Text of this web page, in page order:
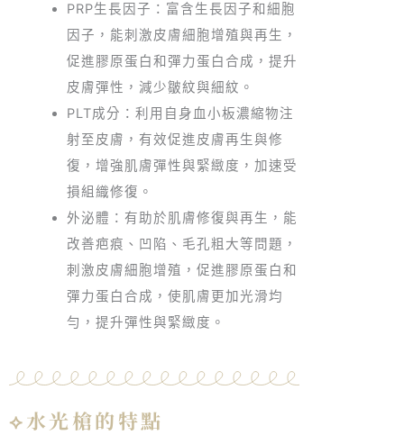
PRP生長因子：富含生長因子和細胞
因子，能刺激皮膚細胞增殖與再生，
促進膠原蛋白和彈力蛋白合成，提升
皮膚彈性，減少皺紋與細紋。
PLT成分：利用自身血小板濃縮物注
射至皮膚，有效促進皮膚再生與修
復，增強肌膚彈性與緊緻度，加速受
損組織修復。
外泌體：有助於肌膚修復與再生，能
改善疤痕、凹陷、毛孔粗大等問題，
刺激皮膚細胞增殖，促進膠原蛋白和
彈力蛋白合成，使肌膚更加光滑均
勻，提升彈性與緊緻度。
⟡水光槍的特點